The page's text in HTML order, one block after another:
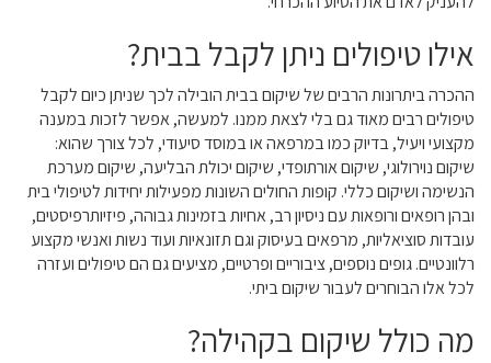
אילו טיפולים ניתן לקבל בבית?
ההכרה ביתרונות הרבים של שיקום בבית הובילה לכך שניתן כיום לקבל
טיפולים רבים מאוד גם בלי לצאת ממנו. למעשה, אפשר לזכות במענה
מקצועי ויעיל, בדיוק כמו במרפאה או במוסד סיעודי, לכל צורך שהוא:
שיקום נוירולוגי, שיקום אורתופדי, שיקום יכולת הבליעה, שיקום מערכת
הנשימה ושיקום כללי. קופות החולים השונות מפעילות יחידות לטיפולי בית
ובהן רופאים ורופאות עם ניסיון רב, אחיות בזמינות גבוהה, פיזיותרפיסטים,
עובדות סוציאליות, מרפאים בעיסוק וגם תזונאיות ועוד נשות ואנשי מקצוע
רלוונטיים. גופים נוספים, ציבוריים ופרטיים, מציעים גם הם טיפולים ועזרה
לכל אלו הבוחרים לעבור שיקום ביתי.
מה כולל שיקום בקהילה?